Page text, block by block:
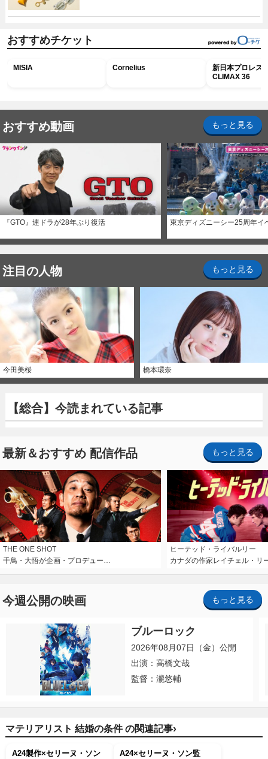
おすすめチケット
MISIA Cornelius
新日本プロレス
CLIMAX 36
おすすめ動画 もっと見る
『GTO』連ドラが28年ぶり復活 東京ディズニーシー25周年イ
注目の人物 もっと見る
今田美桜 橋本環奈
【総合】今読まれている記事
最新＆おすすめ 配信作品 もっと見る
THE ONE SHOT
千鳥・大悟が企画・プロデュー…
ヒーテッド・ライバルリー
カナダの作家レイチェル・リ
今週公開の映画 もっと見る
ブルーロック
2026年08月07日（金）公開
出演：高橋文哉
監督：瀧悠輔
マテリアリスト 結婚の条件 の関連記事›
A24製作×セリーヌ・ソン
A24×セリーヌ・ソン監